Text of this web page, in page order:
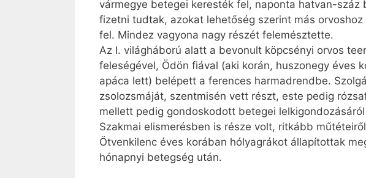
vármegye betegei keresték fel, naponta hatvan-
fizetni tudtak, azokat lehetőség szerint más
fel. Mindez vagyona nagy részét felemésztette.
Az I. világháború alatt a bevonult köpcsényi orvos
feleségével, Ödön fiával (aki korán, huszon­egy éves
apáca lett) belépett a ferences harmadrendbe.
zsolozsmáját, szentmisén vett részt, este pedig
mellett pedig gondoskodott betegei
Szakmai elismerésben is része volt, ritkább
Ötvenkilenc éves korában hólyagrákot állapítottak
hónapnyi betegség után.